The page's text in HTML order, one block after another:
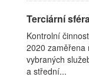
Terciární
Kontrolní
2020 zaměřena
vybraných
a střední...